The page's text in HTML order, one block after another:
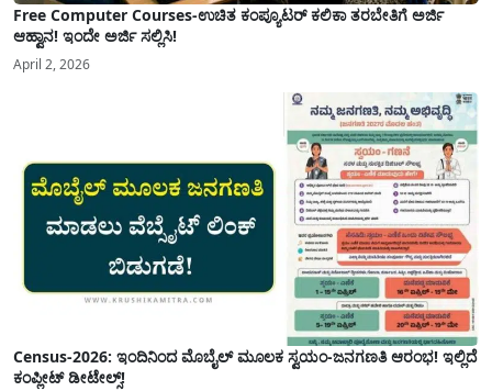
Free Computer Courses-ಉಚಿತ ಕಂಪ್ಯೂಟರ್ ಕಲಿಕಾ ತರಬೇತಿಗೆ ಅರ್ಜಿ
ಆಹ್ವಾನ! ಇಂದೇ ಅರ್ಜಿ ಸಲ್ಲಿಸಿ!
April 2, 2026
Census-2026: ಇಂದಿನಿಂದ ಮೊಬೈಲ್ ಮೂಲಕ ಸ್ವಯಂ-ಜನಗಣತಿ ಆರಂಭ! ಇಲ್ಲಿದೆ
ಕಂಪ್ಲೀಟ್ ಡೀಟೇಲ್ಸ್!